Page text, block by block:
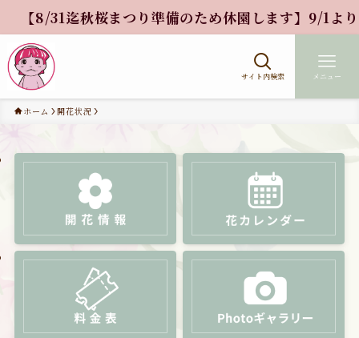
迄秋桜まつり準備のため休園します】9/1より大人
サイト内検索 メニュー
ホーム 開花状況